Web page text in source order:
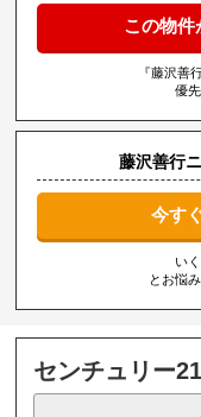
この物件
『藤沢善
優
藤沢善行
今す
い
とお悩
センチュリー